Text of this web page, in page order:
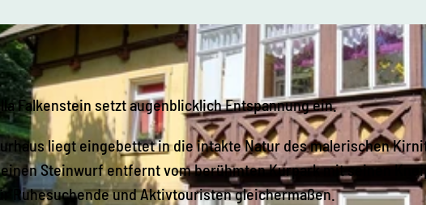
Falkenstein setzt augenblicklich Entspannung ein.
liegt eingebettet in die intakte Natur des malerischen
Steinwurf entfernt vom berühmten Kurpark mit seinen
Ruhesuchende und Aktivtouristen gleichermaßen.